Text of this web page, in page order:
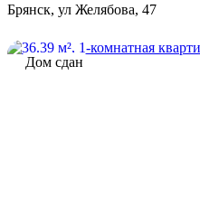
Брянск, ул Желябова, 47
Дом сдан